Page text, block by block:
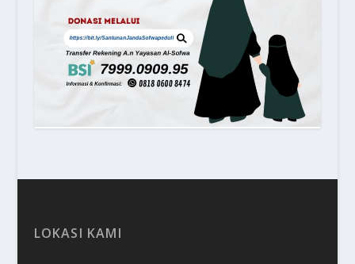
LOKASI KAMI